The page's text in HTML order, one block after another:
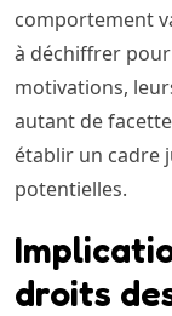
comportement
à déchiffrer
motivations,
autant de
établir un cadre
potentielles.
droits